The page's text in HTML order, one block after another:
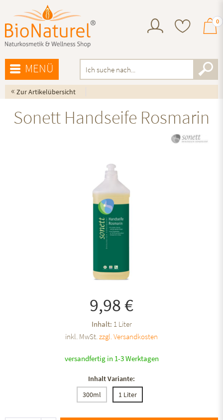
0
MENÜ
« Zur Artikelübersicht
Sonett Handseife Rosmarin
9,98 €
Inhalt: 1 Liter
inkl. MwSt.zzgl. Versandkosten
versandfertig in 1-3 Werktagen
Inhalt Variante:
300ml
1 Liter